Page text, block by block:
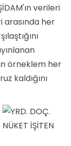
verileri
arasında her
örneklem her
kaldığını